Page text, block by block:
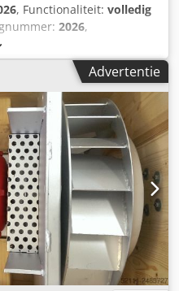
, Functionaliteit: volledig
2026,
250 mm,
, type ingangsstroom:
, totale lengte:450 mm,
+++ NIEUW
TOP-model: Rondi
staal Tafelmodel voor
Eenvoudige
vulling Capaciteit tot 700
V3-gecertificeerd
CEE-stekker Afmetingen:
machine & SAB-
Lease- en
Advertentie